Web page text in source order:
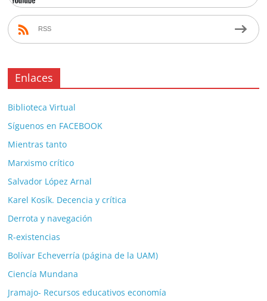
RSS
Enlaces
Biblioteca Virtual
Síguenos en FACEBOOK
Mientras tanto
Marxismo crítico
Salvador López Arnal
Karel Kosík. Decencia y crítica
Derrota y navegación
R-existencias
Bolívar Echeverría (página de la UAM)
Ciencía Mundana
Jramajo- Recursos educativos economía